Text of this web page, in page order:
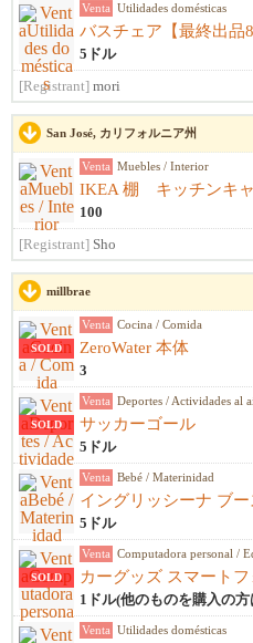
Venta Utilidades domésticas
バスチェア【最終出品
5ドル
[Registrant] mori
San José, カリフォルニア州
Venta Muebles / Interior
IKEA 棚 キッチンキ
100
[Registrant] Sho
millbrae
SOLD
Venta Cocina / Comida
ZeroWater 本体
3
SOLD
Venta Deportes / Actividades al
サッカーゴール
5ドル
Venta Bebé / Materinidad
イングリッシーナ ブー
5ドル
SOLD
Venta Computadora personal /
カーグッズ スマート
1ドル(他のものを購入の方
Venta Utilidades domésticas